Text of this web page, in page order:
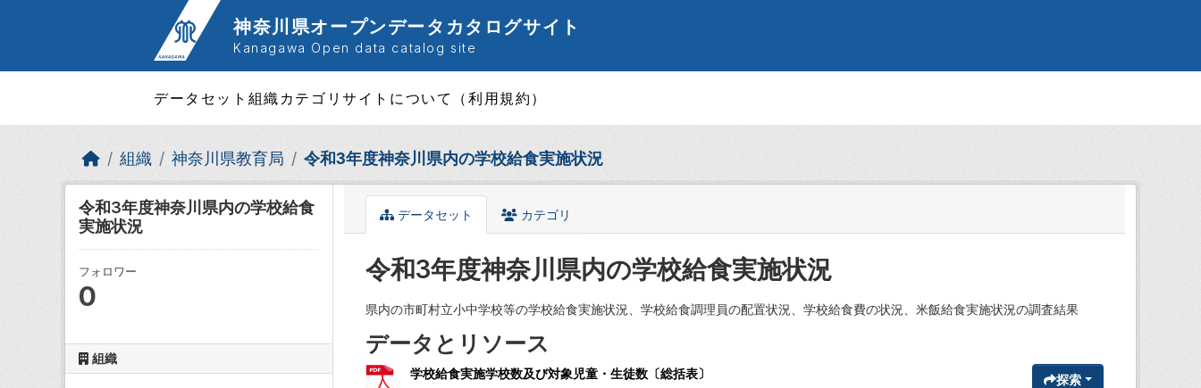
神奈川県オープンデータカタログサイト
Kanagawa Open data catalog site
データセット 組織 カテゴリサイトについて（利用規約）
組織 神奈川県教育局 令和3年度神奈川県内の学校給食実施状況
令和3年度神奈川県内の学校給食
実施状況
フォロワー
0
組織
データセット カテゴリ
令和3年度神奈川県内の学校給食実施状況
県内の市町村立小中学校等の学校給食実施状況、学校給食調理員の配置状況、学校給食費の状況、米飯給食実施状況の調査結果
データとリソース
学校給食実施学校数及び対象児童・生徒数〔総括表〕 探索